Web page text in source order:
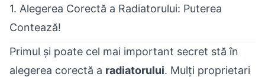
1. Alegerea Corectă a Radiatorului: Puterea
Contează!
Primul și poate cel mai important secret stă în
alegerea corectă a radiatorului. Mulți proprietari